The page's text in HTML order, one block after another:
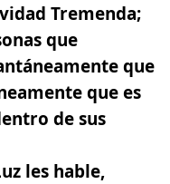
Tremenda;
que
que
que es
de sus
les hable,